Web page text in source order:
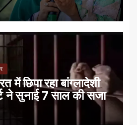
में छिपा रहा बांग्लादेशी
ने सुनाई 7 साल की सजा